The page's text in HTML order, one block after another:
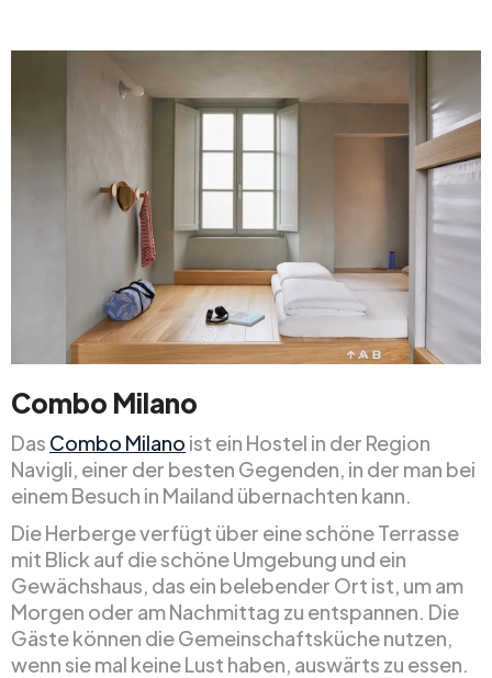
Combo Milano
Das Combo Milano ist ein Hostel in der Region
Navigli, einer der besten Gegenden, in der man bei
einem Besuch in Mailand übernachten kann.
Die Herberge verfügt über eine schöne Terrasse
mit Blick auf die schöne Umgebung und ein
Gewächshaus, das ein belebender Ort ist, um am
Morgen oder am Nachmittag zu entspannen. Die
Gäste können die Gemeinschaftsküche nutzen,
wenn sie mal keine Lust haben, auswärts zu essen.